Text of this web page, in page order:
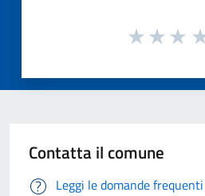
Contatta il comune
Leggi le domande frequenti